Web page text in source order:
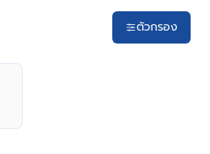
ตัวกรอง